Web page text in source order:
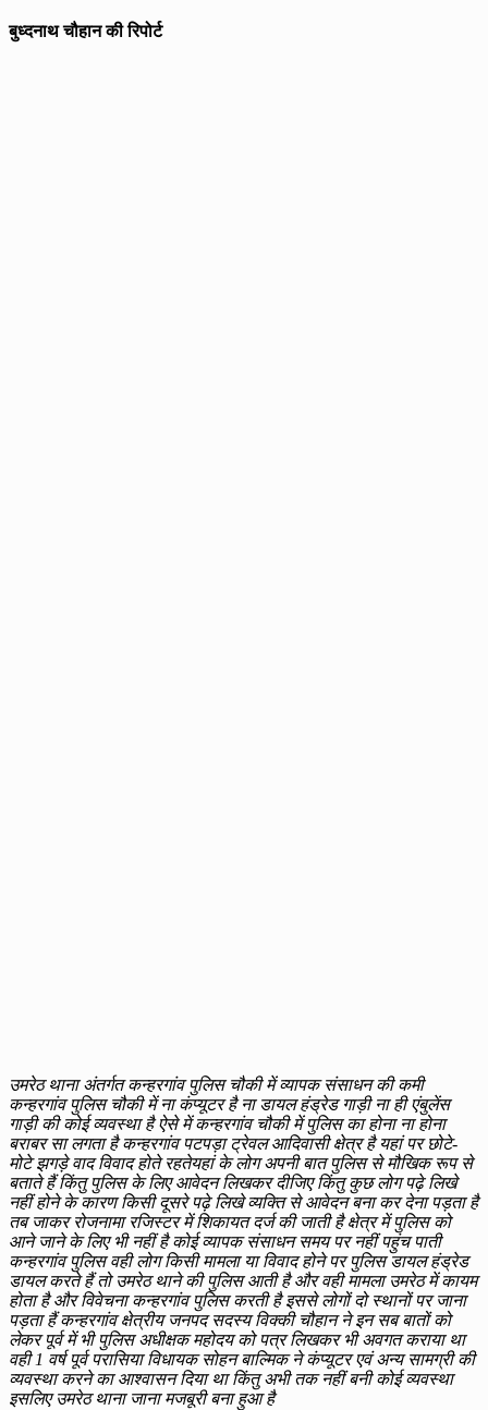
बुध्दनाथ चौहान की रिपोर्ट
उमरेठ थाना अंतर्गत कन्हरगांव पुलिस चौकी में व्यापक संसाधन की कमी
कन्हरगांव पुलिस चौकी में ना कंप्यूटर है ना डायल हंड्रेड गाड़ी ना ही एंबुलेंस
गाड़ी की कोई व्यवस्था है ऐसे में कन्हरगांव चौकी में पुलिस का होना ना होना
बराबर सा लगता है कन्हरगांव पटपड़ा ट्रेवल आदिवासी क्षेत्र है यहां पर छोटे-
मोटे झगड़े वाद विवाद होते रहतेयहां के लोग अपनी बात पुलिस से मौखिक रूप से
बताते हैं किंतु पुलिस के लिए आवेदन लिखकर दीजिए किंतु कुछ लोग पढ़े लिखे
नहीं होने के कारण किसी दूसरे पढ़े लिखे व्यक्ति से आवेदन बना कर देना पड़ता है
तब जाकर रोजनामा रजिस्टर में शिकायत दर्ज की जाती है क्षेत्र में पुलिस को
आने जाने के लिए भी नहीं है कोई व्यापक संसाधन समय पर नहीं पहुंच पाती
कन्हरगांव पुलिस वही लोग किसी मामला या विवाद होने पर पुलिस डायल हंड्रेड
डायल करते हैं तो उमरेठ थाने की पुलिस आती है और वही मामला उमरेठ में कायम
होता है और विवेचना कन्हरगांव पुलिस करती है इससे लोगों दो स्थानों पर जाना
पड़ता हैं कन्हरगांव क्षेत्रीय जनपद सदस्य विक्की चौहान ने इन सब बातों को
लेकर पूर्व में भी पुलिस अधीक्षक महोदय को पत्र लिखकर भी अवगत कराया था
वही 1 वर्ष पूर्व परासिया विधायक सोहन बाल्मिक ने कंप्यूटर एवं अन्य सामग्री की
व्यवस्था करने का आश्वासन दिया था किंतु अभी तक नहीं बनी कोई व्यवस्था
इसलिए उमरेठ थाना जाना मजबूरी बना हुआ है